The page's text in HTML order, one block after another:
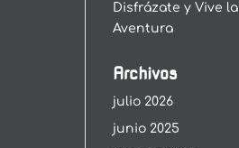
Disfrázate y Vive la
Aventura
Archivos
julio 2026
junio 2025